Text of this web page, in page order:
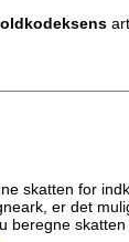
skatten for
er det
beregne